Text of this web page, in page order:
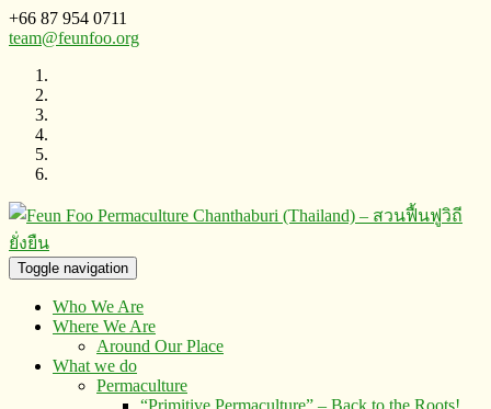
+66 87 954 0711
team@feunfoo.org
Toggle navigation
Who We Are
Where We Are
Around Our Place
What we do
Permaculture
“Primitive Permaculture” – Back to the Roots!